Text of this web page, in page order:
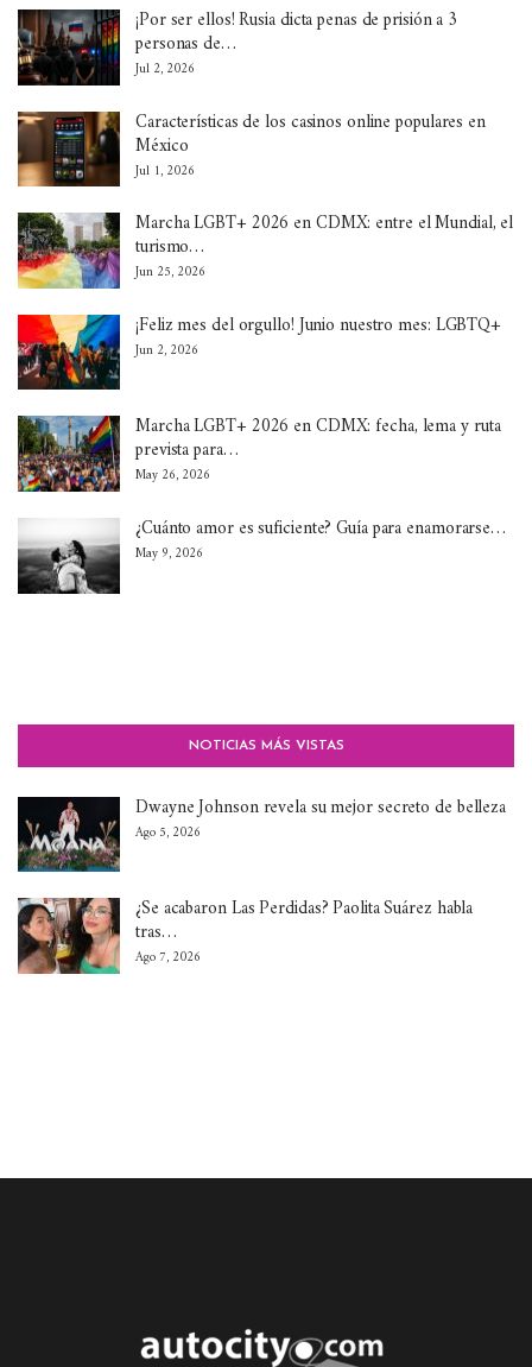
¡Por ser ellos! Rusia dicta penas de prisión a 3
personas de…
Jul 2, 2026
Características de los casinos online populares en
México
Jul 1, 2026
Marcha LGBT+ 2026 en CDMX: entre el Mundial, el
turismo…
Jun 25, 2026
¡Feliz mes del orgullo! Junio nuestro mes: LGBTQ+
Jun 2, 2026
Marcha LGBT+ 2026 en CDMX: fecha, lema y ruta
prevista para…
May 26, 2026
¿Cuánto amor es suficiente? Guía para enamorarse…
May 9, 2026
NOTICIAS MÁS VISTAS
Dwayne Johnson revela su mejor secreto de belleza
Ago 5, 2026
¿Se acabaron Las Perdidas? Paolita Suárez habla
tras…
Ago 7, 2026